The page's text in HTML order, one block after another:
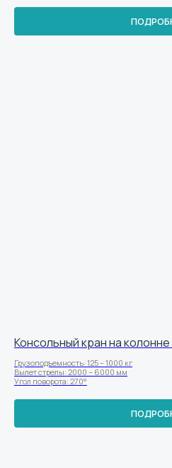
Консольный кран на колонне
Грузоподъемность: 125 – 1000 кг
Вылет стрелы: 2000 – 6000 мм
Угол поворота: 270°